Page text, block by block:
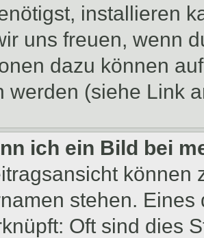
installieren
uns freuen, wenn
dazu können
werden (siehe Link
ich ein Bild bei
können
stehen.
Oft sind dies